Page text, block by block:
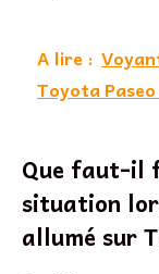
A lire :
Toyota
Que faut-il
situation
allumé sur